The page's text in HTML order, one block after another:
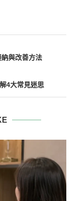
與改善方法
4大常見迷思